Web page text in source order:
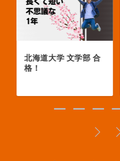
北海道大学 文学部 合
格！